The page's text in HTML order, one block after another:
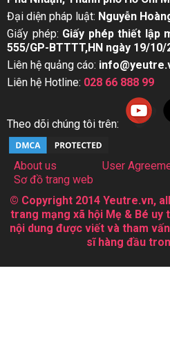
Đại diện pháp luật: Nguyễn
Giấy phép: Giấy phép thiết lập
555/GP-BTTTT,HN ngày 19/10/
Liên hệ quảng cáo:
Liên hệ Hotline: 028 66 888 99
Theo dõi chúng tôi trên:
About us User
Sơ đồ trang web
© Copyright 2014 Yeutre.vn,
trang mạng xã hội Mẹ & Bé uy
nội dung được viết và tham
sĩ hàng đầu